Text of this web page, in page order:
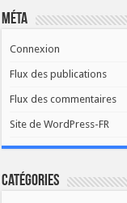
Méta
Connexion
Flux des publications
Flux des commentaires
Site de WordPress-FR
Catégories